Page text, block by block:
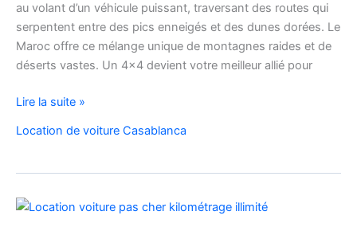
au volant d’un véhicule puissant, traversant des routes qui
serpentent entre des pics enneigés et des dunes dorées. Le
Maroc offre ce mélange unique de montagnes raides et de
déserts vastes. Un 4×4 devient votre meilleur allié pour
location
voiture
au
Maroc
pour
Lire la suite »
Location de voiture Casablanca